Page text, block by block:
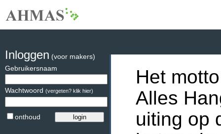
Het
Alles
uiting op
Inloggen (voor makers)
Gebruikersnaam
Wachtwoord (vergeten? klik hier)
onthoud